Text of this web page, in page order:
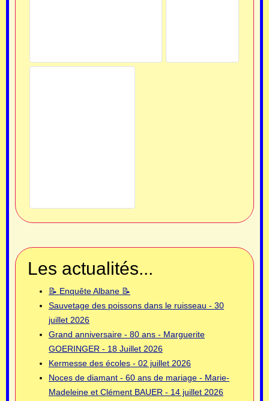
Les actualités...
📝 Enquête Albane 📝
Sauvetage des poissons dans le ruisseau - 30
juillet 2026
Grand anniversaire - 80 ans - Marguerite
GOERINGER - 18 Juillet 2026
Kermesse des écoles - 02 juillet 2026
Noces de diamant - 60 ans de mariage - Marie-
Madeleine et Clément BAUER - 14 juillet 2026